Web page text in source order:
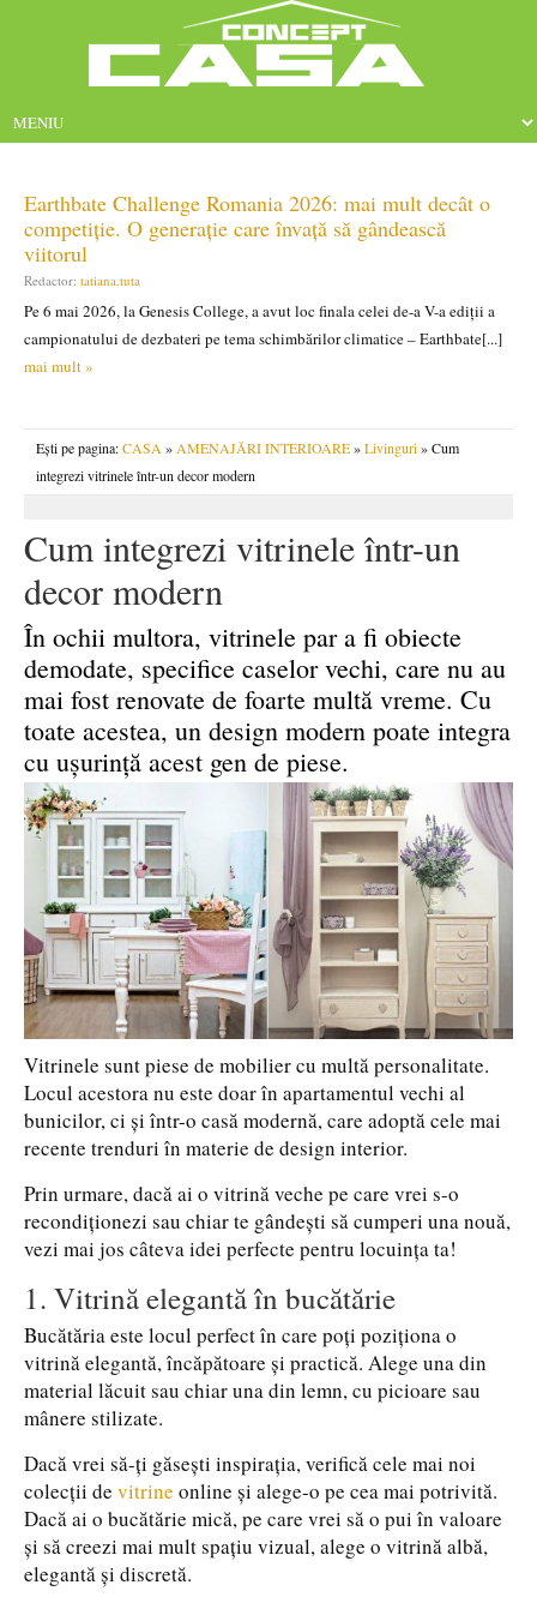
Earthbate Challenge Romania 2026: mai mult decât o
competiție. O generație care învață să gândească
viitorul
Redactor: tatiana.tuta
Pe 6 mai 2026, la Genesis College, a avut loc finala celei de-a V-a ediții a
campionatului de dezbateri pe tema schimbărilor climatice – Earthbate[...]
mai mult »
Ești pe pagina:CASA » AMENAJĂRI INTERIOARE»Livinguri» Cum
integrezi vitrinele într-un decor modern
Cum integrezi vitrinele într-un
decor modern
În ochii multora, vitrinele par a fi obiecte
demodate, specifice caselor vechi, care nu au
mai fost renovate de foarte multă vreme. Cu
toate acestea, un design modern poate integra
cu ușurință acest gen de piese.
Vitrinele sunt piese de mobilier cu multă personalitate.
Locul acestora nu este doar în apartamentul vechi al
bunicilor, ci și într-o casă modernă, care adoptă cele mai
recente trenduri în materie de design interior.
Prin urmare, dacă ai o vitrină veche pe care vrei s-o
recondiționezi sau chiar te gândești să cumperi una nouă,
vezi mai jos câteva idei perfecte pentru locuința ta!
1. Vitrină elegantă în bucătărie
Bucătăria este locul perfect în care poți poziționa o
vitrină elegantă, încăpătoare și practică. Alege una din
material lăcuit sau chiar una din lemn, cu picioare sau
mânere stilizate.
Dacă vrei să-ți găsești inspirația, verifică cele mai noi
colecții de vitrine online și alege-o pe cea mai potrivită.
Dacă ai o bucătărie mică, pe care vrei să o pui în valoare
și să creezi mai mult spațiu vizual, alege o vitrină albă,
elegantă și discretă.